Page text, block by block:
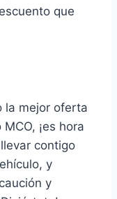
que
la mejor oferta
¡es hora
contigo
y
y